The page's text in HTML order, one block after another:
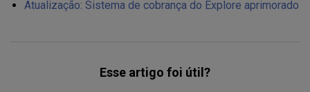
Atualização: Sistema de cobrança do Explore aprimorado
Esse artigo foi útil?